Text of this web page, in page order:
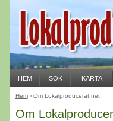
Om
Hem› Om Lokalproducerat.net
HEM SÖK KARTA